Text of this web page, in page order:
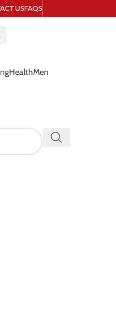
USFAQS
HealthMen